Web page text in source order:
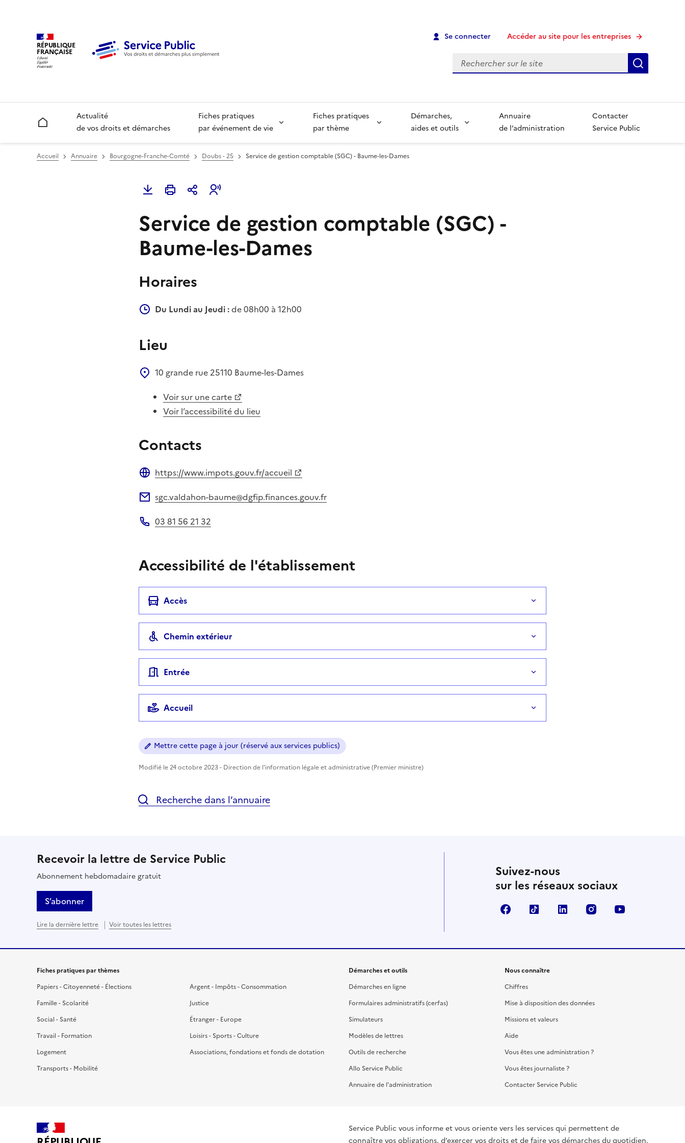
RÉPUBLIQUE
FRANÇAISE
Se connecter Accéder au site pour les entreprises
Recherche
Accueil
Actualité
de vos droits et démarches
Fiches pratiques
par événement de vie
Fiches pratiques
par thème
Démarches,
aides et outils
Annuaire
de l’administration
Contacter
Service Public
Accueil Annuaire Bourgogne-Franche-Comté Doubs - 25 Service de gestion comptable (SGC) - Baume-les-Dames
Service de gestion comptable (SGC) -
Baume-les-Dames
Horaires
Du Lundi au Jeudi :de 08h00 à 12h00
Lieu
10 grande rue 25110 Baume-les-Dames
Voir sur une carte
Voir l’accessibilité du lieu
Contacts
https://www.impots.gouv.fr/accueil
sgc.valdahon-baume@dgfip.finances.gouv.fr
03 81 56 21 32
Accessibilité de l'établissement
Accès
Chemin extérieur
Entrée
Accueil
Mettre cette page à jour (réservé aux services publics)
Modifié le 24 octobre 2023 - Direction de l'information légale et administrative (Premier ministre)
Recherche dans l’annuaire
Recevoir la lettre de Service Public
Abonnement hebdomadaire gratuit
S’abonner
Lire la dernière lettre Voir toutes les lettres
Suivez-nous
sur les réseaux sociaux
FacebookTikTok LinkedIn Instagram
Fiches pratiques par thèmes
Papiers - Citoyenneté - Élections
Famille - Scolarité
Social - Santé
Travail - Formation
Logement
Transports - Mobilité
Argent - Impôts - Consommation
Justice
Étranger - Europe
Loisirs - Sports - Culture
Associations, fondations et fonds de dotation
Démarches et outils
Démarches en ligne
Formulaires administratifs (cerfas)
Simulateurs
Modèles de lettres
Outils de recherche
Allo Service Public
Annuaire de l'administration
Nous connaître
Chiffres
Mise à disposition des données
Missions et valeurs
Aide
Vous êtes une administration ?
Vous êtes journaliste ?
Contacter Service Public
Service Public vous informe et vous oriente vers les services qui permettent de
connaître vos obligations, d’exercer vos droits et de faire vos démarches du quotidien.